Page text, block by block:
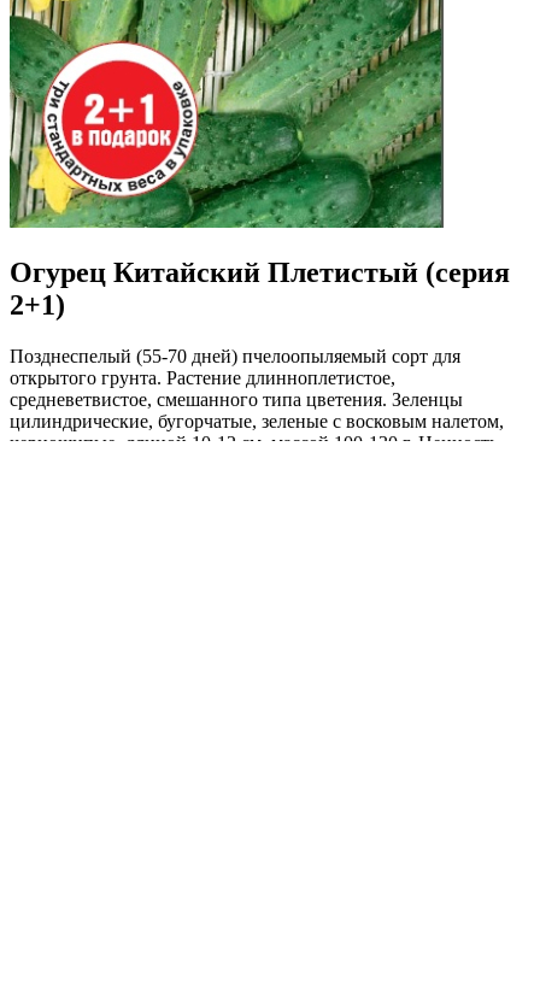
Огурец Китайский Плетистый (серия
2+1)
Позднеспелый (55-70 дней) пчелоопыляемый сорт для
открытого грунта. Растение длинноплетистое,
средневетвистое, смешанного типа цветения. Зеленцы
цилиндрические, бугорчатые, зеленые с восковым налетом,
черношипые, длиной 10-12 см, массой 100-130 г. Ценность